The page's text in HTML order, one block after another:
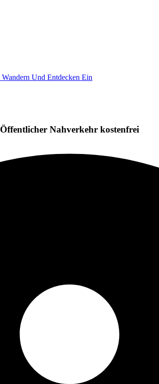
Öffentlicher Nahverkehr kostenfrei